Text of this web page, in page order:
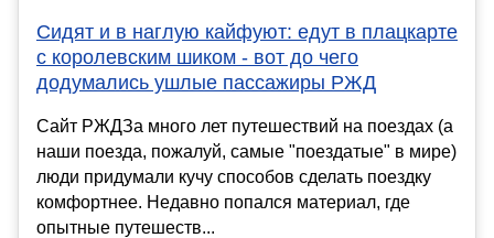
Сидят и в наглую кайфуют: едут в плацкарте
с королевским шиком - вот до чего
додумались ушлые пассажиры РЖД
Сайт РЖДЗа много лет путешествий на поездах (а
наши поезда, пожалуй, самые "поездатые" в мире)
люди придумали кучу способов сделать поездку
комфортнее. Недавно попался материал, где
опытные путешеств...